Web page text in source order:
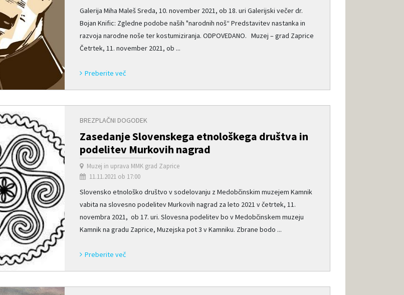
Galerija Miha Maleš Sreda, 10. november 2021, ob 18. uri Galerijski večer dr.
Bojan Knific: Zgledne podobe naših "narodnih noš“ Predstavitev nastanka in
razvoja narodne noše ter kostumiziranja. ODPOVEDANO. Muzej – grad Zaprice
Četrtek, 11. november 2021, ob ...
Preberite več
BREZPLAČNI DOGODEK
Zasedanje Slovenskega etnološkega društva in
podelitev Murkovih nagrad
Muzej in uprava MMK grad Zaprice
11.11.2021 ob 17:00
Slovensko etnološko društvo v sodelovanju z Medobčinskim muzejem Kamnik
vabita na slovesno podelitev Murkovih nagrad za leto 2021 v četrtek, 11.
novembra 2021, ob 17. uri. Slovesna podelitev bo v Medobčinskem muzeju
Kamnik na gradu Zaprice, Muzejska pot 3 v Kamniku. Zbrane bodo ...
Preberite več